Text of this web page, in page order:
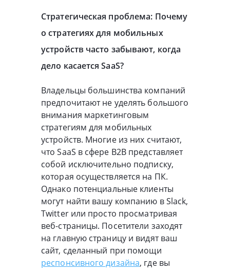
Стратегическая проблема: Почему
о стратегиях для мобильных
устройств часто забывают, когда
дело касается SaaS?
Владельцы большинства компаний
предпочитают не уделять большого
внимания маркетинговым
стратегиям для мобильных
устройств. Многие из них считают,
что SaaS в сфере B2B представляет
собой исключительно подписку,
которая осуществляется на ПК.
Однако потенциальные клиенты
могут найти вашу компанию в Slack,
Twitter или просто просматривая
веб-страницы. Посетители заходят
на главную страницу и видят ваш
сайт, сделанный при помощи
респонсивного дизайна, где вы